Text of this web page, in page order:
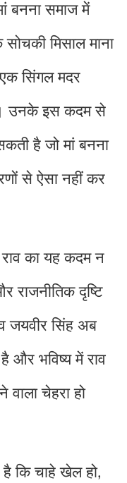
बनना समाज में
मिसाल माना
सिंगल मदर
उनके इस कदम से
है जो मां बनना
से ऐसा नहीं कर
राव का यह कदम न
राजनीतिक दृष्टि
जयवीर सिंह अब
है और भविष्य में राव
चेहरा हो
है कि चाहे खेल हो,